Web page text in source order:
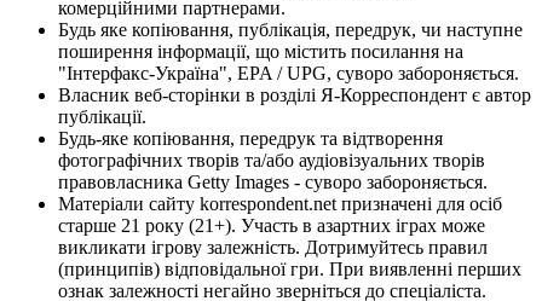
комерційними партнерами.
Будь яке копіювання, публікація, передрук, чи наступне
поширення інформації, що містить посилання на
"Інтерфакс-Україна", EPA / UPG, суворо забороняється.
Власник веб-сторінки в розділі Я-Корреспондент є автор
публікації.
Будь-яке копіювання, передрук та відтворення
фотографічних творів та/або аудіовізуальних творів
правовласника Getty Images - суворо забороняється.
Матеріали сайту korrespondent.net призначені для осіб
старше 21 року (21+). Участь в азартних іграх може
викликати ігрову залежність. Дотримуйтесь правил
(принципів) відповідальної гри. При виявленні перших
ознак залежності негайно зверніться до спеціаліста.